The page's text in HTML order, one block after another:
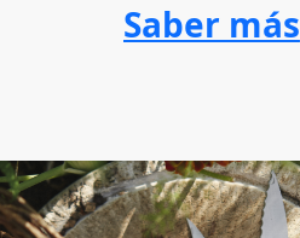
Saber más